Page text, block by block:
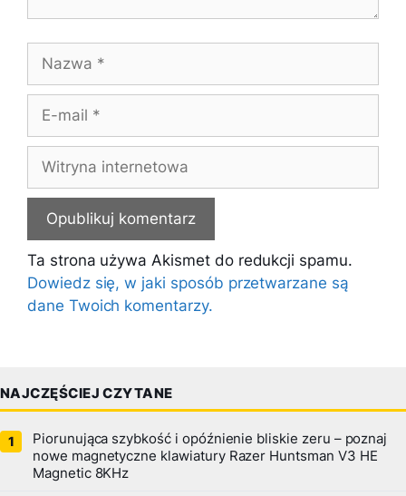
mail
internetowa
Ta strona używa Akismet do redukcji spamu.
Dowiedz się, w jaki sposób przetwarzane są
dane Twoich komentarzy.
NAJCZĘŚCIEJ CZYTANE
Piorunująca szybkość i opóźnienie bliskie zeru – poznaj
nowe magnetyczne klawiatury Razer Huntsman V3 HE
Magnetic 8KHz